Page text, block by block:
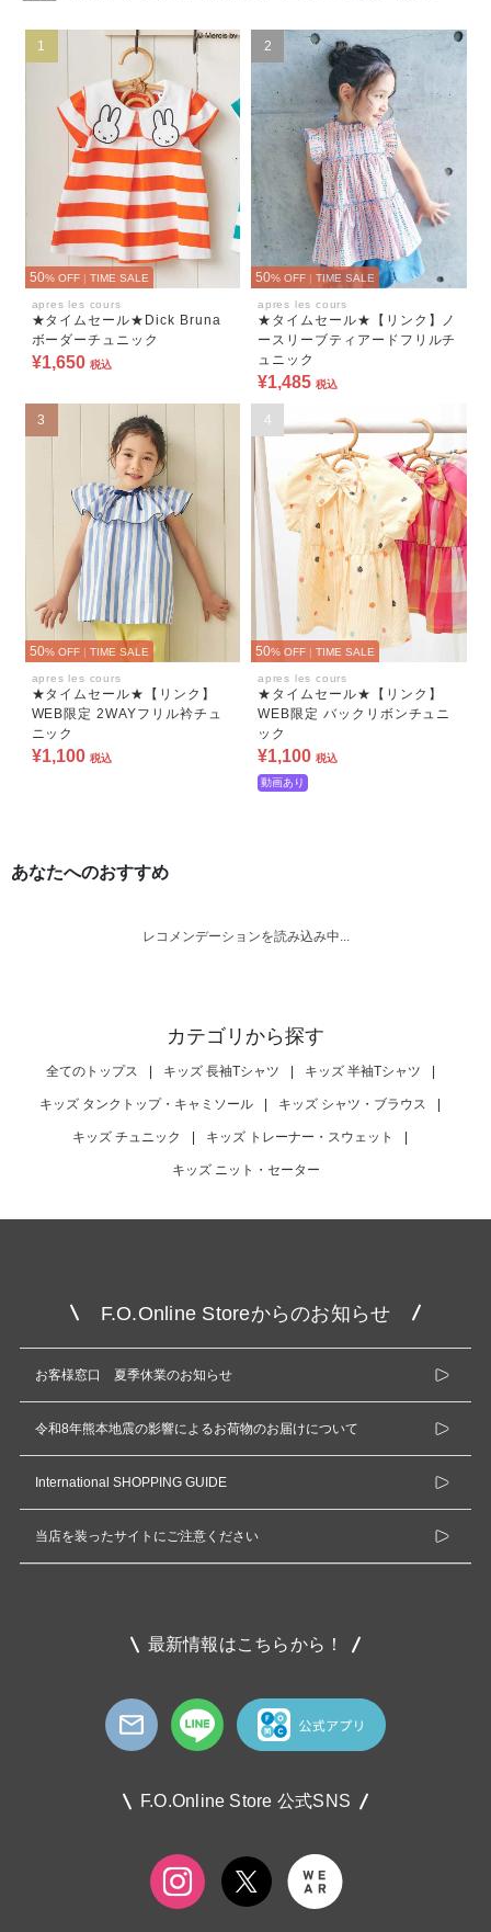
1
50% OFF | TIME SALE
apres les cours
★タイムセール★Dick Bruna
ボーダーチュニック
¥1,650 税込
2
50% OFF | TIME SALE
apres les cours
★タイムセール★【リンク】ノ
ースリーブティアードフリルチ
ュニック
¥1,485 税込
3
50% OFF | TIME SALE
apres les cours
★タイムセール★【リンク】
WEB限定 2WAYフリル衿チュ
ニック
¥1,100 税込
4
50% OFF | TIME SALE
apres les cours
★タイムセール★【リンク】
WEB限定 バックリボンチュニ
ック
¥1,100 税込
動画あり
あなたへのおすすめ
レコメンデーションを読み込み中...
カテゴリから探す
全てのトップス | キッズ 長袖Tシャツ | キッズ 半袖Tシャツ |
キッズ タンクトップ・キャミソール | キッズ シャツ・ブラウス |
キッズ チュニック | キッズ トレーナー・スウェット |
キッズ ニット・セーター
F.O.Online Storeからのお知らせ
お客様窓口 夏季休業のお知らせ
令和8年熊本地震の影響によるお荷物のお届けについて
International SHOPPING GUIDE
当店を装ったサイトにご注意ください
最新情報はこちらから！
F.O.Online Store 公式SNS